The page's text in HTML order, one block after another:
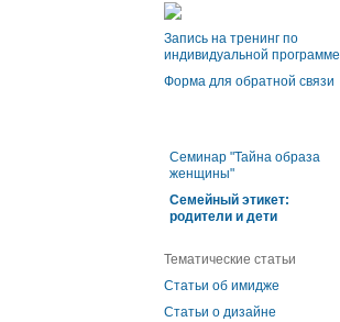
Запись на тренинг по
индивидуальной программе
Форма для обратной связи
Семинар "Тайна образа
женщины"
Семейный этикет:
родители и дети
Тематические статьи
Статьи об имидже
Статьи о дизайне